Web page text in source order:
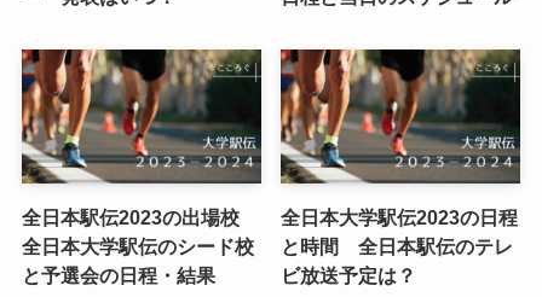
全日本駅伝2023の出場校
全日本大学駅伝のシード校
と予選会の日程・結果
全日本大学駅伝2023の日程
と時間 全日本駅伝のテレ
ビ放送予定は？